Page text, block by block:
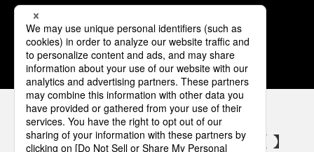
1 2 3 4 5
パナソニックの電気設備 SNSアカウント